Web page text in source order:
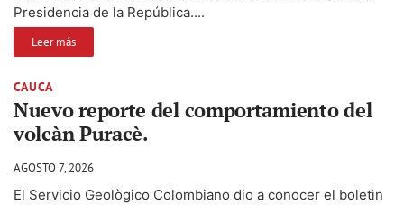
Presidencia de la República....
Leer más
CAUCA
Nuevo reporte del comportamiento del
volcàn Puracè.
AGOSTO 7, 2026
El Servicio Geològico Colombiano dio a conocer el boletìn